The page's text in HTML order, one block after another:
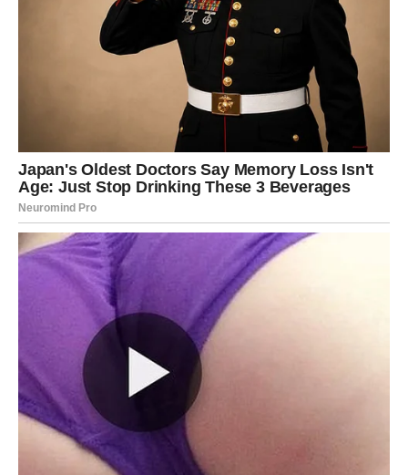
Rakovima zvijezde donose susret koji bi mogao
promijeniti njihov pogled na ljubav. Ako ste dugo bili
sami, upravo sada postoji velika mogućnost da upoznate
osobu koja će vas osvojiti toplinom i iskrenim emocijama.
Zauzeti Rakovi osjetiće koliko je njihov odnos postao
stabilniji i ispunjen više povjerenja.
Lav
Lavovima slijedi period ispunjen pažnjom i lijepim
riječima. Jedna osoba mogla bi vam jasno pokazati da želi
biti mnogo više od prijatelja.
Ako ste zauzeti, partner će vas prijatno iznenaditi gestom
koja će vam uljepšati kraj sedmice.
Djevica